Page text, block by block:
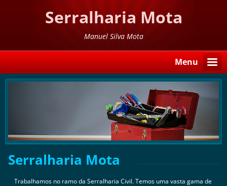
Serralharia Mota
Manuel Silva Mota
Menu
Serralharia Mota
Trabalhamos no ramo da Serralharia Civil. Temos uma vasta gama de